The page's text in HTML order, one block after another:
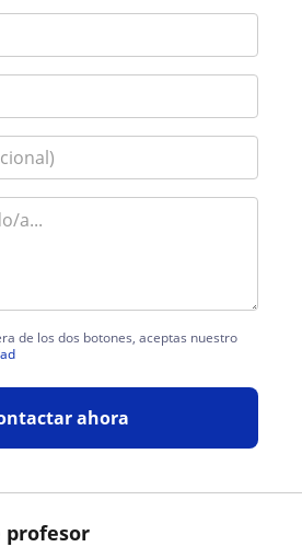
profesor
de los dos botones, aceptas nuestro
ahora